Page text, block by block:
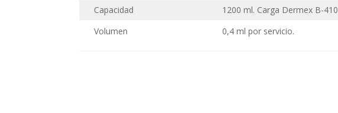
Capacidad
1200 ml. Carga Dermex B-410
Volumen
0,4 ml por servicio.